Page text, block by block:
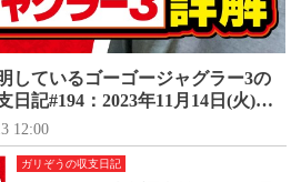
しているゴーゴージャグラー3の
記#194：2023年11月14日(火)～1
12:00
ガリぞうの収支日記